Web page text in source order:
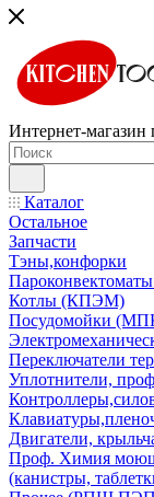
Интернет-магазин
Каталог
Остальное
Запчасти
Тэны,конфорки
Котлы (КПЭМ)
Посудомойки
Переключатели
Уплотнители,
Двигатели,
Проф. Химия
(канистры,